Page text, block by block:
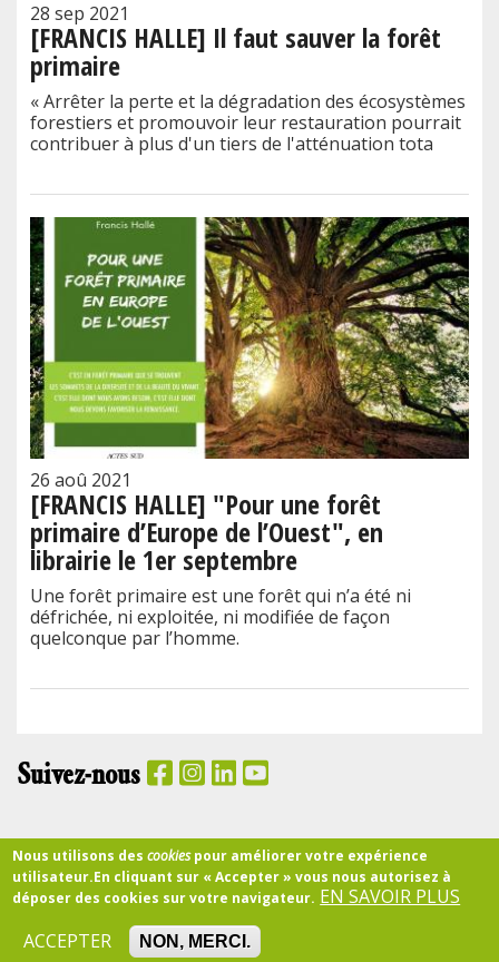
28 sep 2021
[FRANCIS HALLE] Il faut sauver la forêt
primaire
« Arrêter la perte et la dégradation des écosystèmes
forestiers et promouvoir leur restauration pourrait
contribuer à plus d'un tiers de l'atténuation tota
26 aoû 2021
[FRANCIS HALLE] "Pour une forêt
primaire d’Europe de l’Ouest", en
librairie le 1er septembre
Une forêt primaire est une forêt qui n’a été ni
défrichée, ni exploitée, ni modifiée de façon
quelconque par l’homme.
Suivez-nous
PANIER
Pied
Accueil CGU Confidentialité
Partenariats
Qui sommes-nous ?
RSE
Nous utilisons descookiespour améliorer votre expérience
utilisateur.En cliquant sur « Accepter » vous nous autorisez à
déposer des cookies sur votre navigateur. EN SAVOIR PLUS
ACCEPTER
NON, MERCI.